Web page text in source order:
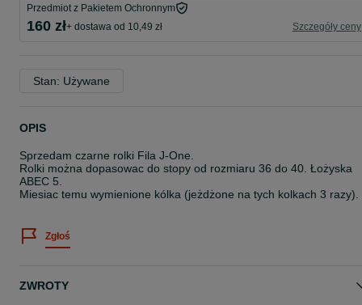
Przedmiot z Pakietem Ochronnym
160 zł+ dostawa od 10,49 zł Szczegóły ceny
Stan: Używane
OPIS
Sprzedam czarne rolki Fila J-One.
Rolki można dopasowac do stopy od rozmiaru 36 do 40. Łożyska
ABEC 5.
Miesiac temu wymienione kólka (jeżdżone na tych kolkach 3 razy).
Zgłoś
ZWROTY